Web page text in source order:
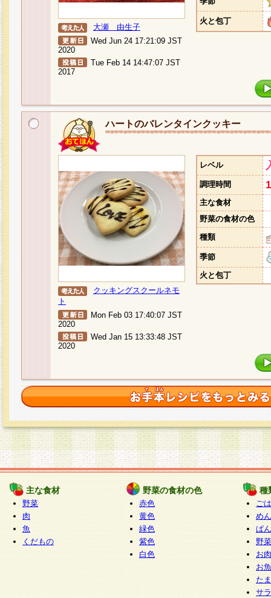
大瀬 由生子
Wed Jun 24 17:21:09 JST
2020
Tue Feb 14 14:47:07 JST
2017
火と包丁
ハートのバレンタインクッキー
クッキングスクールネモ
ト
Mon Feb 03 17:40:07 JST
2020
Wed Jan 15 13:33:48 JST
2020
レベル
調理時間
主な食材
野菜の食材の色
種類
季節
火と包丁
主な食材
野菜
肉
魚
くだもの
野菜の食材の色
赤色
黄色
緑色
紫色
白色
種
ご
めん
ぱん
野
お
お
た
サ